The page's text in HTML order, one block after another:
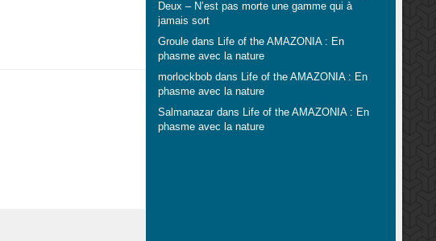
Deux – N’est pas morte une gamme qui à
jamais sort
Grouledans Life of the AMAZONIA : En
phasme avec la nature
morlockbobdans Life of the AMAZONIA : En
phasme avec la nature
Salmanazardans Life of the AMAZONIA : En
phasme avec la nature